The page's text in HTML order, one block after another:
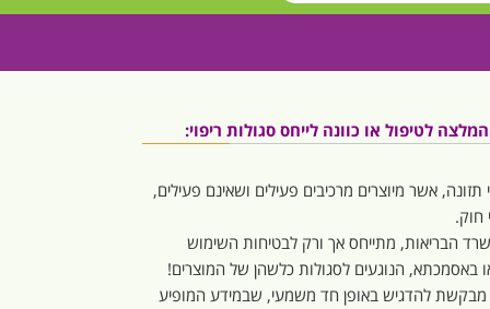
לטיפול או כוונה לייחס סגולות ריפוי:
אשר מיוצרים מרכיבים פעילים ושאינם פעילים,
חוק.
הבריאות, מתייחס אך ורק לבטיחות השימוש
באסמכתא, הנוגעים לסגולות כלשהן של המוצרים!
להדגיש באופן חד משמעי, שבמידע המופיע